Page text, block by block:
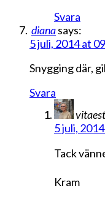
Svara
dianasays:
5 juli, 2014 at
Snygging där,
Svara
5 juli,
Tack
Kram